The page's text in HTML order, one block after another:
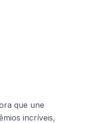
que une
incríveis,